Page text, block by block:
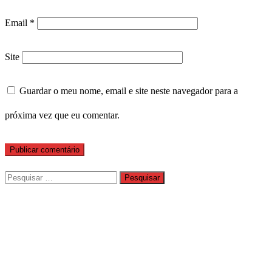
Email *
Site
Guardar o meu nome, email e site neste navegador para a
próxima vez que eu comentar.
Pesquisar
por: